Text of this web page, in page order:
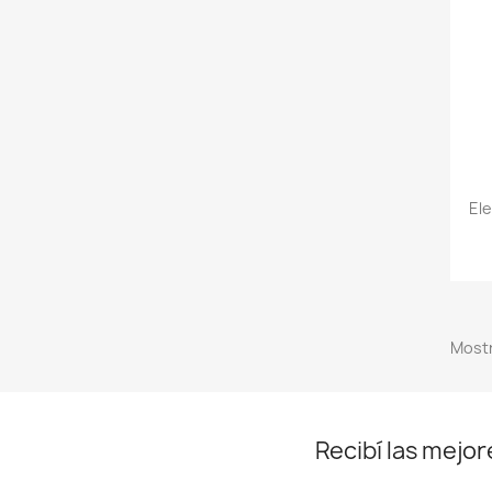
Recibí las